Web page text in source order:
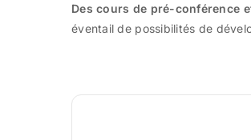
Des cours de pré-conférence
éventail de possibilités de